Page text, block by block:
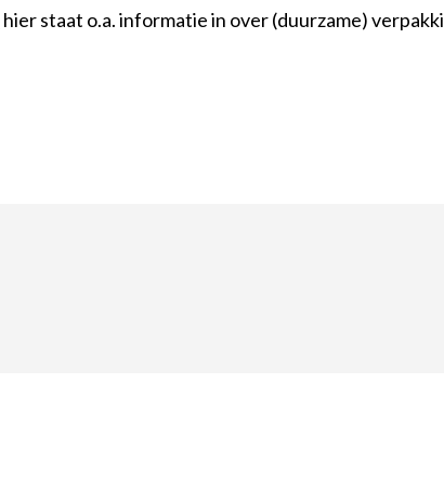
hier staat o.a. informatie in over (duurzame)